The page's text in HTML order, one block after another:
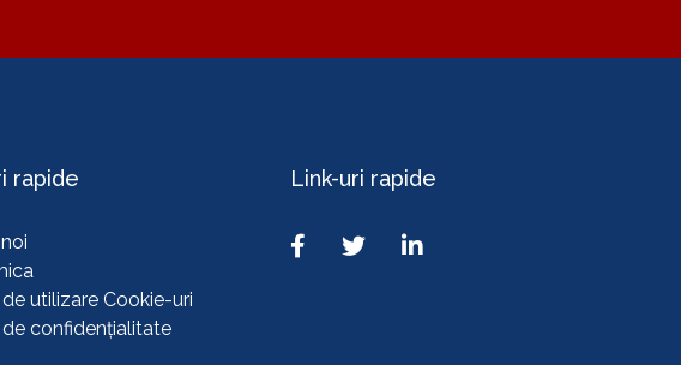
rapide
utilizare Cookie-uri
confidențialitate
Link-uri rapide